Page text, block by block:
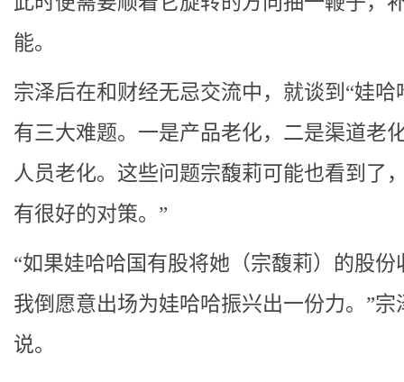
能。
宗泽后在和财经无忌交流中，就谈到“娃哈
有三大难题。一是产品老化，二是渠道老
人员老化。这些问题宗馥莉可能也看到了
有很好的对策。”
“如果娃哈哈国有股将她（宗馥莉）的股份
我倒愿意出场为娃哈哈振兴出一份力。”宗
说。